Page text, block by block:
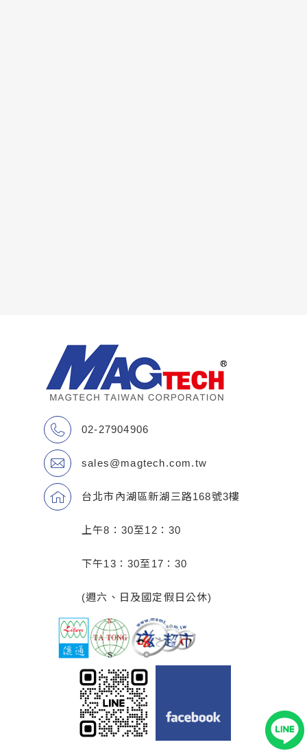
02-27904906
sales@magtech.com.tw
台北市內湖區新湖三路168號3樓
上午8：30至12：30
下午13：30至17：30
(週六、日及國定假日公休)